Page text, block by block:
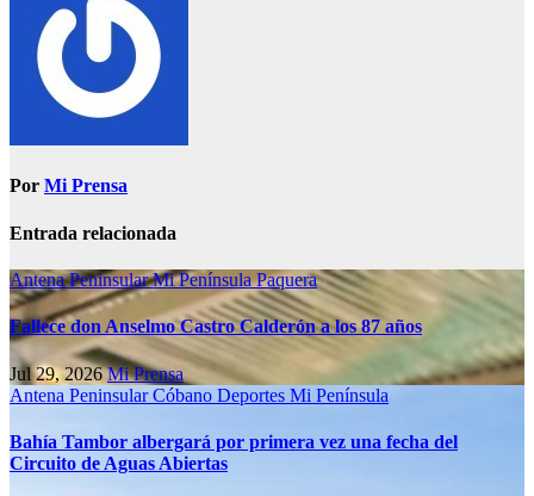
Por Mi Prensa
Entrada relacionada
Antena PeninsularMi PenínsulaPaquera
Fallece don Anselmo Castro Calderón a los 87 años
Jul 29, 2026Mi Prensa
Antena PeninsularCóbano Deportes Mi Península
Bahía Tambor albergará por primera vez una fecha del
Circuito de Aguas Abiertas